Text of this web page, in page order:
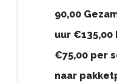
90,00
uur
€75,00 per
naar